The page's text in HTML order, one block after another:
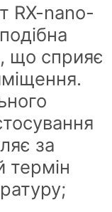
RX-nano-
що сприяє
за
термін